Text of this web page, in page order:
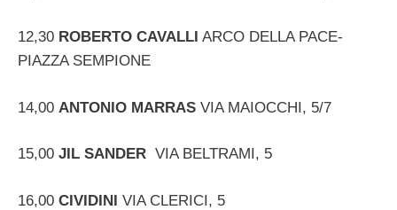
12,30 ROBERTO CAVALLI ARCO DELLA PACE-
PIAZZA SEMPIONE
14,00 ANTONIO MARRAS VIA MAIOCCHI, 5/7
15,00 JIL SANDER VIA BELTRAMI, 5
16,00 CIVIDINI VIA CLERICI, 5